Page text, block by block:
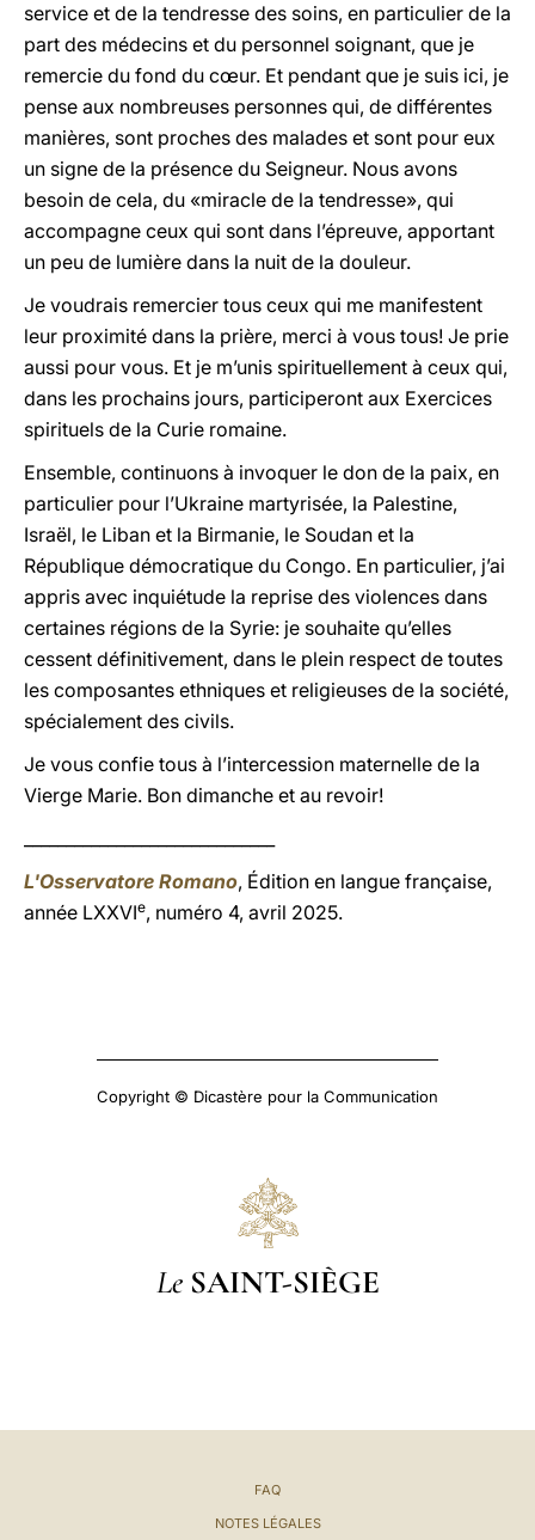
service et de la tendresse des soins, en particulier de la
part des médecins et du personnel soignant, que je
remercie du fond du cœur. Et pendant que je suis ici, je
pense aux nombreuses personnes qui, de différentes
manières, sont proches des malades et sont pour eux
un signe de la présence du Seigneur. Nous avons
besoin de cela, du «miracle de la tendresse», qui
accompagne ceux qui sont dans l’épreuve, apportant
un peu de lumière dans la nuit de la douleur.
Je voudrais remercier tous ceux qui me manifestent
leur proximité dans la prière, merci à vous tous! Je prie
aussi pour vous. Et je m’unis spirituellement à ceux qui,
dans les prochains jours, participeront aux Exercices
spirituels de la Curie romaine.
Ensemble, continuons à invoquer le don de la paix, en
particulier pour l’Ukraine martyrisée, la Palestine,
Israël, le Liban et la Birmanie, le Soudan et la
République démocratique du Congo. En particulier, j’ai
appris avec inquiétude la reprise des violences dans
certaines régions de la Syrie: je souhaite qu’elles
cessent définitivement, dans le plein respect de toutes
les composantes ethniques et religieuses de la société,
spécialement des civils.
Je vous confie tous à l’intercession maternelle de la
Vierge Marie. Bon dimanche et au revoir!
L'Osservatore Romano, Édition en langue française,
année LXXVIe, numéro 4, avril 2025.
Copyright © Dicastère pour la Communication
Le SAINT-SIÈGE
FAQ
NOTES LÉGALES